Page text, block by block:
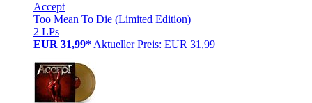
Accept
Too Mean To Die (Limited Edition)
2 LPs
EUR 31,99* Aktueller Preis: EUR 31,99